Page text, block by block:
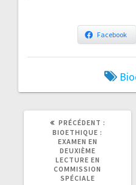
Facebook
PRÉCÉDENT :
ARTICLE
PRÉCÉDENT
BIOETHIQUE :
EXAMEN EN
DEUXIÈME
LECTURE EN
COMMISSION
SPÉCIALE
ARTICLE